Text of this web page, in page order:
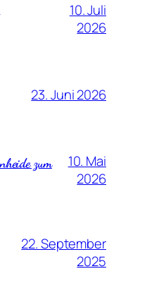
10. Juli
2026
23. Juni 2026
zum
10. Mai
2026
22. September
2025